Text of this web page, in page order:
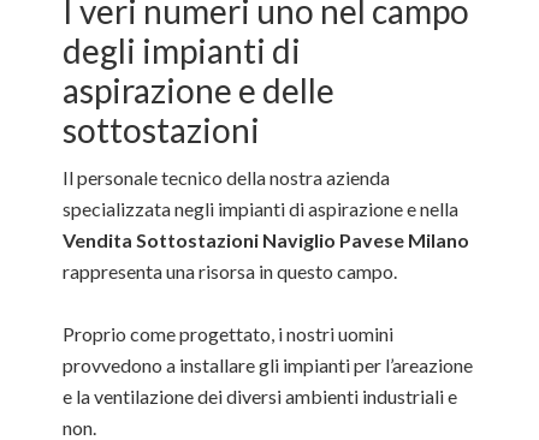
I veri numeri uno nel campo
degli impianti di
aspirazione e delle
sottostazioni
Il personale tecnico della nostra azienda
specializzata negli impianti di aspirazione e nella
Vendita Sottostazioni Naviglio Pavese Milano
rappresenta una risorsa in questo campo.
Proprio come progettato, i nostri uomini
provvedono a installare gli impianti per l’areazione
e la ventilazione dei diversi ambienti industriali e
non.